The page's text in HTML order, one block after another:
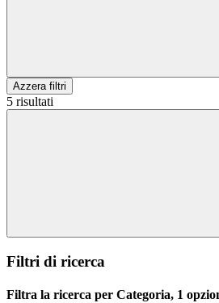
Azzera filtri
5 risultati
Filtri di ricerca
Filtra la ricerca per Categoria, 1